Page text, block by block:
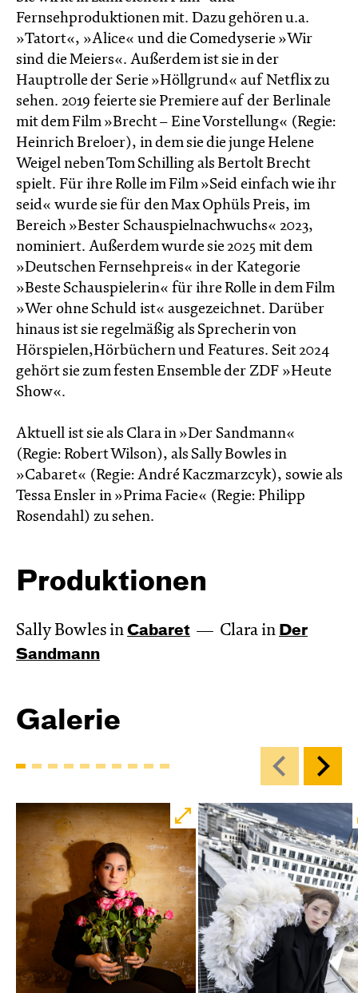
Fernsehproduktionen mit. Dazu gehören u.a.
»Tatort«, »Alice« und die Comedyserie »Wir
sind die Meiers«. Außerdem ist sie in der
Hauptrolle der Serie »Höllgrund« auf Netflix zu
sehen. 2019 feierte sie Premiere auf der Berlinale
mit dem Film »Brecht – Eine Vorstellung« (Regie:
Heinrich Breloer), in dem sie die junge Helene
Weigel neben Tom Schilling als Bertolt Brecht
spielt. Für ihre Rolle im Film »Seid einfach wie ihr
seid« wurde sie für den Max Ophüls Preis, im
Bereich »Bester Schauspielnachwuchs« 2023,
nominiert. Außerdem wurde sie 2025 mit dem
»Deutschen Fernsehpreis« in der Kategorie
»Beste Schauspielerin« für ihre Rolle in dem Film
»Wer ohne Schuld ist« ausgezeichnet. Darüber
hinaus ist sie regelmäßig als Sprecherin von
Hörspielen,Hörbüchern und Features. Seit 2024
gehört sie zum festen Ensemble der ZDF »Heute
Show«.
Aktuell ist sie als Clara in »Der Sandmann«
(Regie: Robert Wilson), als Sally Bowles in
»Cabaret« (Regie: André Kaczmarzcyk), sowie als
Tessa Ensler in »Prima Facie« (Regie: Philipp
Rosendahl) zu sehen.
Produktionen
Sally Bowles in Cabaret Clara in Der
Sandmann
Galerie